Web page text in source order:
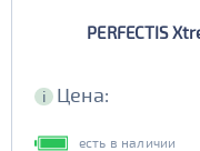
PERFECTIS
i Цена:
есть в наличии